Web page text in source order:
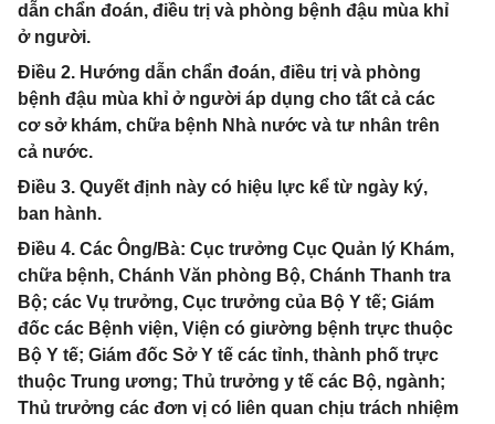
dẫn chẩn đoán, điều trị và phòng bệnh đậu mùa khỉ
ở người.
Điều 2. Hướng dẫn chẩn đoán, điều trị và phòng
bệnh đậu mùa khỉ ở người áp dụng cho tất cả các
cơ sở khám, chữa bệnh Nhà nước và tư nhân trên
cả nước.
Điều 3. Quyết định này có hiệu lực kể từ ngày ký,
ban hành.
Điều 4. Các Ông/Bà: Cục trưởng Cục Quản lý Khám,
chữa bệnh, Chánh Văn phòng Bộ, Chánh Thanh tra
Bộ; các Vụ trưởng, Cục trưởng của Bộ Y tế; Giám
đốc các Bệnh viện, Viện có giường bệnh trực thuộc
Bộ Y tế; Giám đốc Sở Y tế các tỉnh, thành phố trực
thuộc Trung ương; Thủ trưởng y tế các Bộ, ngành;
Thủ trưởng các đơn vị có liên quan chịu trách nhiệm